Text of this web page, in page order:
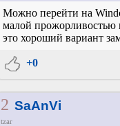
Можно перейти на
малой прожорливостью
это хороший вариант
+0
2 SaAnVi
tzar